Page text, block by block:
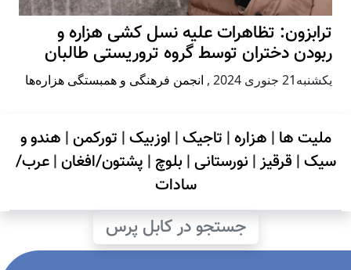
ترابزون: تظاهرات علیه نسل کشی هزاره و
ربودن دختران توسط گروه تروریستی طالبان
يكشنبه21 جنوری 2024 , انجمن فرهنگی و همبستگی هزاره‌ها
ملیت ها | هزاره| تاجیک| اوزبیک| تورکمن| هندو و
سیک| قرقیز| نورستانی| بلوچ | پشتون/افغان|عرب/
سادات
جستجو در کابل پرس